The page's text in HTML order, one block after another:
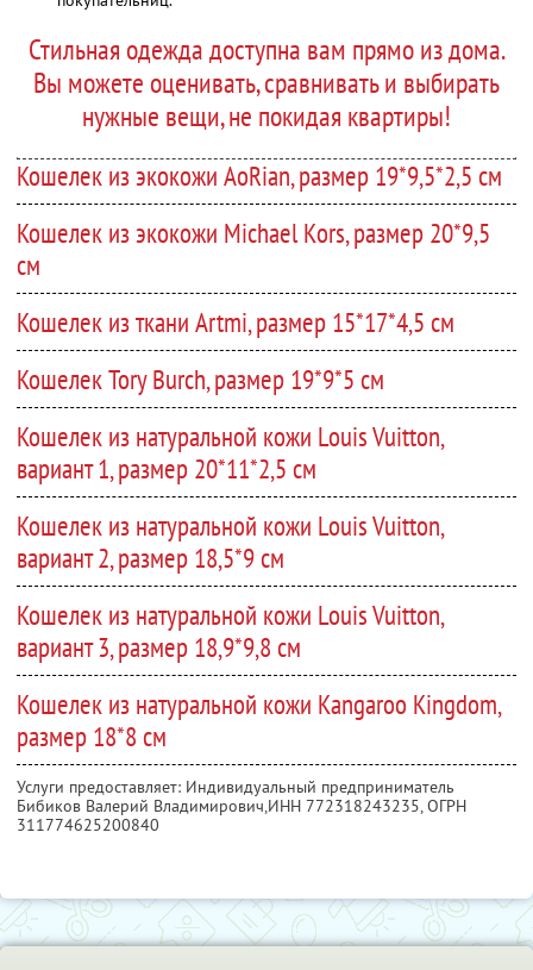
Стильная одежда доступна вам прямо из дома.
Вы можете оценивать, сравнивать и выбирать
нужные вещи, не покидая квартиры!
Кошелек из экокожи AoRian, размер 19*9,5*2,5 см
Кошелек из экокожи Michael Кors, размер 20*9,5
см
Кошелек из ткани Artmi, размер 15*17*4,5 см
Кошелек Tory Burch, размер 19*9*5 см
Кошелек из натуральной кожи Louis Vuitton,
вариант 1, размер 20*11*2,5 см
Кошелек из натуральной кожи Louis Vuitton,
вариант 2, размер 18,5*9 см
Кошелек из натуральной кожи Louis Vuitton,
вариант 3, размер 18,9*9,8 см
Кошелек из натуральной кожи Kangaroo Kingdom,
размер 18*8 см
Услуги предоставляет: Индивидуальный предприниматель
Бибиков Валерий Владимирович,ИНН 772318243235, ОГРН
311774625200840